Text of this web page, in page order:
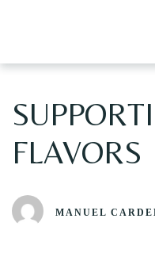
Home
Catering
FLAVORS
MANUEL